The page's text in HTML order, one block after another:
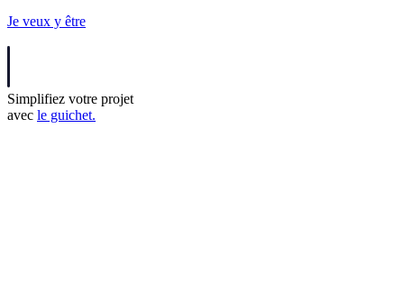
Je veux y être
Simplifiez votre projet
avec le guichet.